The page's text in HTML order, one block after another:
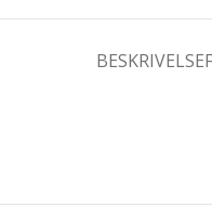
BESKRIVELSE